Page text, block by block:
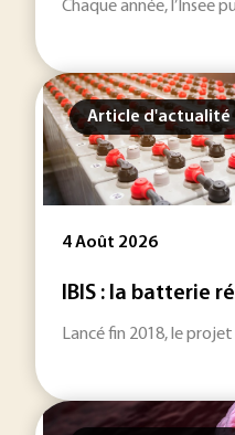
Chaque année, l’Insee
Article d'actualité
4 Août 2026
IBIS : la batterie
Lancé fin 2018, le